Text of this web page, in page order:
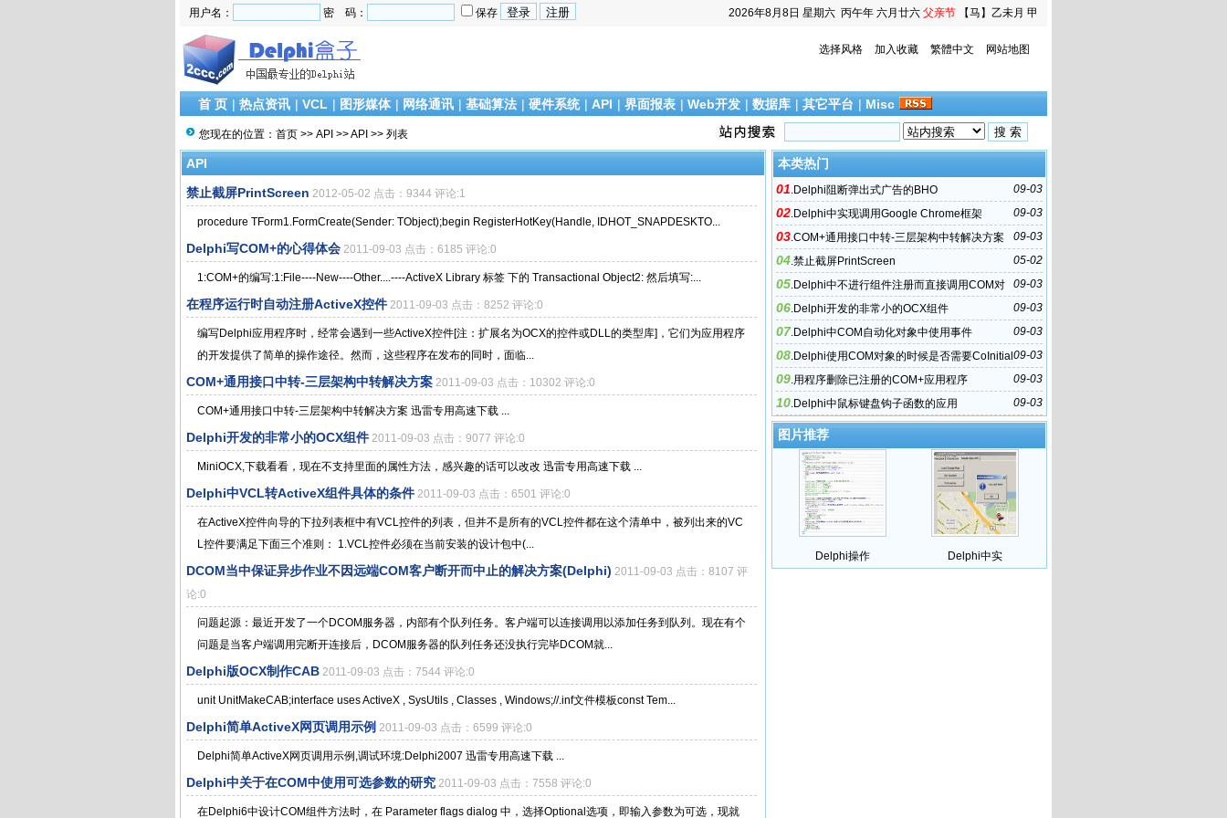
2026年8月8日 星期六 丙午年 六月廿六 父亲节
【马】乙未月 甲
用户名： 密 码： 保存
选择风格 加入收藏 繁體中文 网站地图
首 页 | 热点资讯 | VCL | 图形媒体 | 网络通讯 | 基础算法 | 硬件系统 | API | 界面报表 | Web开发 | 数据库 | 其它平台 | Misc
您现在的位置： 首页 >> API >>API >> 列表
API
禁止截屏PrintScreen 2012-05-02 点击：9344 评论:1
procedure TForm1.FormCreate(Sender: TObject);begin RegisterHotKey(Handle, IDHOT_SNAPDESKTO...
Delphi写COM+的心得体会 2011-09-03 点击：6185 评论:0
1:COM+的编写:1:File----New----Other....----ActiveX Library 标签 下的 Transactional Object2: 然后填写:...
在程序运行时自动注册ActiveX控件 2011-09-03 点击：8252 评论:0
编写Delphi应用程序时，经常会遇到一些ActiveX控件[注：扩展名为OCX的控件或DLL的类型库]，它们为应用程序
的开发提供了简单的操作途径。然而，这些程序在发布的同时，面临...
COM+通用接口中转-三层架构中转解决方案 2011-09-03 点击：10302 评论:0
COM+通用接口中转-三层架构中转解决方案 迅雷专用高速下载 ...
Delphi开发的非常小的OCX组件 2011-09-03 点击：9077 评论:0
MiniOCX,下载看看，现在不支持里面的属性方法，感兴趣的话可以改改 迅雷专用高速下载 ...
Delphi中VCL转ActiveX组件具体的条件 2011-09-03 点击：6501 评论:0
在ActiveX控件向导的下拉列表框中有VCL控件的列表，但并不是所有的VCL控件都在这个清单中，被列出来的VC
L控件要满足下面三个准则： 1.VCL控件必须在当前安装的设计包中(...
DCOM当中保证异步作业不因远端COM客户断开而中止的解决方案(Delphi) 2011-09-03 点击：8107 评
论:0
问题起源：最近开发了一个DCOM服务器，内部有个队列任务。客户端可以连接调用以添加任务到队列。现在有个
问题是当客户端调用完断开连接后，DCOM服务器的队列任务还没执行完毕DCOM就...
Delphi版OCX制作CAB 2011-09-03 点击：7544 评论:0
unit UnitMakeCAB;interface uses ActiveX , SysUtils , Classes , Windows;//.inf文件模板const Tem...
Delphi简单ActiveX网页调用示例 2011-09-03 点击：6599 评论:0
Delphi简单ActiveX网页调用示例,调试环境:Delphi2007 迅雷专用高速下载 ...
Delphi中关于在COM中使用可选参数的研究 2011-09-03 点击：7558 评论:0
在Delphi6中设计COM组件方法时，在 Parameter flags dialog 中，选择Optional选项，即输入参数为可选，现就
本类热门
09-03
01.Delphi阻断弹出式广告的BHO
09-03
02.Delphi中实现调用Google Chrome框架
09-03
03.COM+通用接口中转-三层架构中转解决方案
05-02
04.禁止截屏PrintScreen
09-03
05.Delphi中不进行组件注册而直接调用COM对
象
09-03
06.Delphi开发的非常小的OCX组件
09-03
07.Delphi中COM自动化对象中使用事件
09-03
08.Delphi使用COM对象的时候是否需要CoInitial
ize
09-03
09.用程序删除已注册的COM+应用程序
09-03
10.Delphi中鼠标键盘钩子函数的应用
图片推荐
Delphi操作 Delphi中实